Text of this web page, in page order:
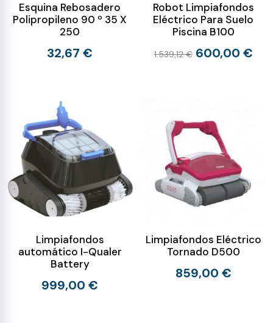
Esquina Rebosadero
Polipropileno 90 º 35 X
250
32,67 €
Robot Limpiafondos
Eléctrico Para Suelo
Piscina B100
1.539,12 € 600,00 €
Limpiafondos
automático I-Qualer
Battery
999,00 €
Limpiafondos Eléctrico
Tornado D500
859,00 €